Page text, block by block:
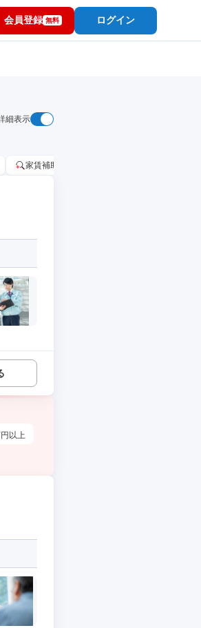
会員登録 無料 ログイン
細表示
家賃補助・住宅手当あり
以上